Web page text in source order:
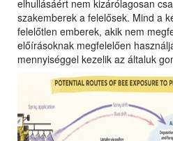
elhullásáért nem kizárólagosan
szakemberek a felelősek. Mind a
felelőtlen emberek, akik nem
előírásoknak megfelelően
mennyiséggel kezelik az általuk